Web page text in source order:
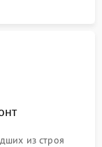
из строя